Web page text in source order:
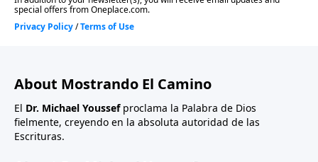
About Mostrando El Camino
El Dr. Michael Youssef proclama la Palabra de Dios
fielmente, creyendo en la absoluta autoridad de las
Escrituras.